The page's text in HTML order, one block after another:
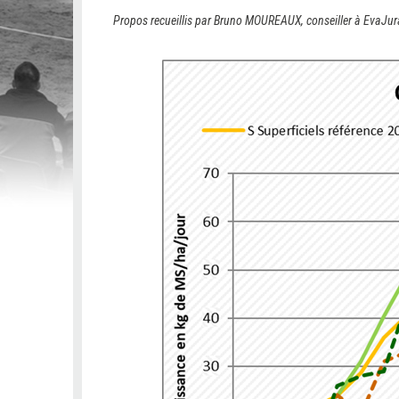
Propos recueillis par Bruno MOUREAUX, conseiller à